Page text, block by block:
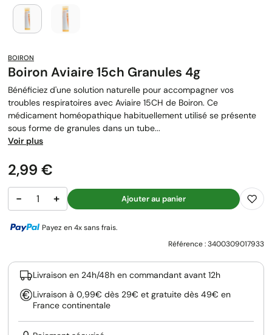
BOIRON
Boiron Aviaire 15ch Granules 4g
Bénéficiez d'une solution naturelle pour accompagner vos
troubles respiratoires avec Aviaire 15CH de Boiron. Ce
médicament homéopathique habituellement utilisé se présente
sous forme de granules dans un tube...
Voir plus
Prix
2,99 €
− + Ajouter au panier
Payez en 4x sans frais.
Référence :3400309017933
Livraison en 24h/48h en commandant avant 12h
Livraison à 0,99€ dès 29€ et gratuite dès 49€ en
France continentale